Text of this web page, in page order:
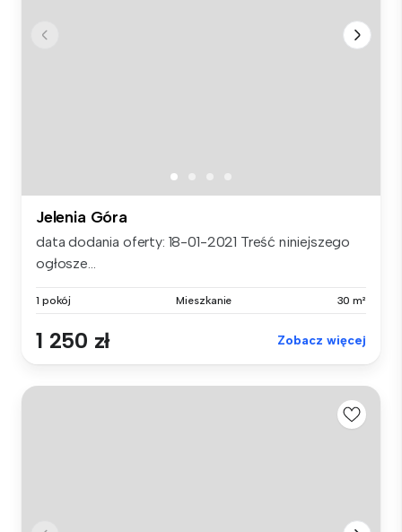
Jelenia Góra
data dodania oferty: 18-01-2021 Treść niniejszego
ogłosze...
1 pokój Mieszkanie 30 m²
1 250 zł Zobacz więcej